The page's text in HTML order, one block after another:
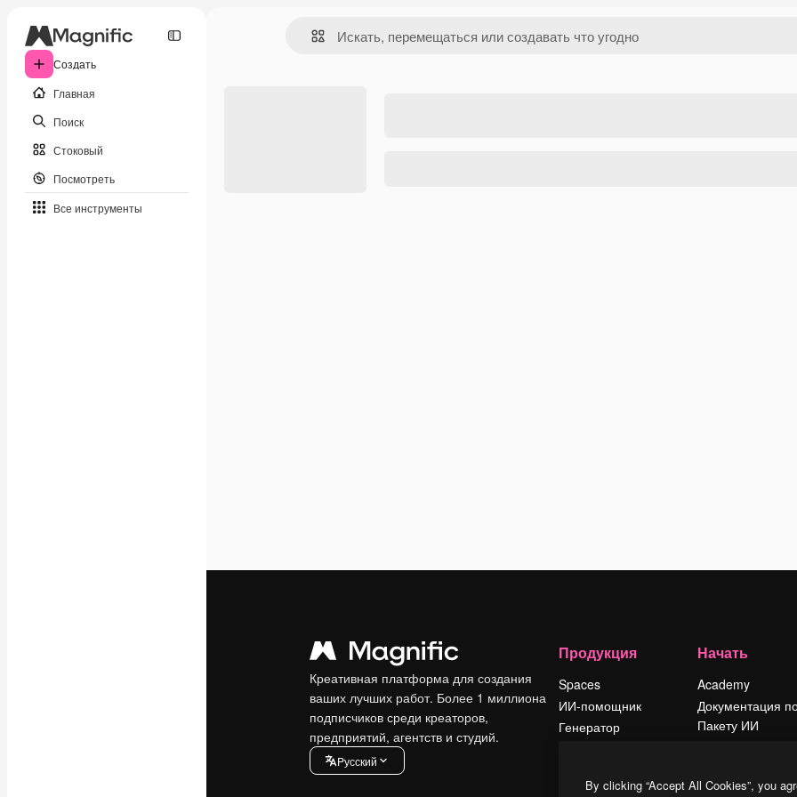
Создать
Главная
Поиск
Стоковый
Посмотреть
Все инструменты
Креативная платформа для создания
ваших лучших работ. Более 1 миллиона
подписчиков среди креаторов,
предприятий, агентств и студий.
Pусский
Продукция
Spaces
ИИ-помощник
Генератор
Начать
Academy
Документация
Пакету ИИ
Условия и
By clicking “Accept All Cookies”, you